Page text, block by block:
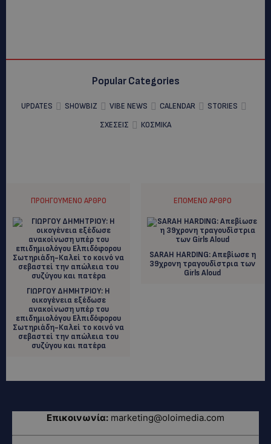
Popular Categories
UPDATES SHOWBIZ VIBE NEWS CALENDAR
STORIES
ΣΧΕΣΕΙΣ
ΚΟΣΜΙΚΑ
ΠΡΟΗΓΟΎΜΕΝΟ ΆΡΘΡΟ
ΓΙΩΡΓΟΥ ΔΗΜΗΤΡΙΟΥ: H
οικογένεια εξέδωσε
ανακοίνωση υπέρ του
επιδημιολόγου Ελπιδόφορου
Σωτηριάδη-Καλεί το κοινό να
σεβαστεί την απώλεια του
συζύγου και πατέρα
ΕΠΌΜΕΝΟ ΆΡΘΡΟ
SΑRAH HARDING: Απεβίωσε η
39χρονη τραγουδίστρια των
Girls Aloud
Επικοινωνία: marketing@oloimedia.com